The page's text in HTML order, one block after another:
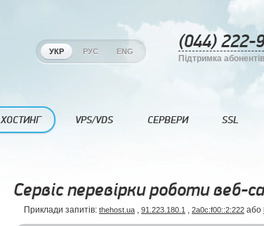
УКР РУС ENG (044) 222-
Підтримка
ХОСТИНГ VPS/VDS СЕРВЕРИ SSL
Сервіс перевірки роботи веб-
Приклади запитів: thehost.ua , 91.223.180.1 , 2a0c:f00::2:222 або